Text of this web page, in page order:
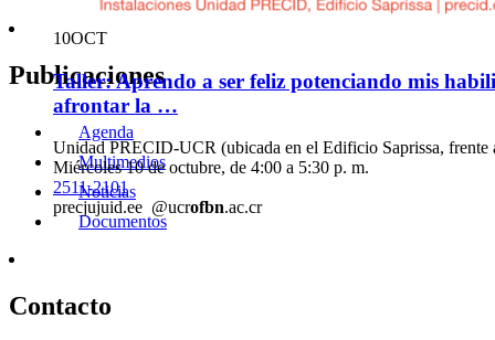
10OCT
Taller: Aprendo a ser feliz potenciando mis
afrontar la …
Unidad PRECID-UCR (ubicada en el Edificio Saprissa,
Miércoles 10 de octubre, de 4:00 a 5:30 p. m.
2511-2101
precjujuid.ee @ucrofbn.ac.cr
Publicaciones
Agenda
Multimedios
Noticias
Documentos
Contacto